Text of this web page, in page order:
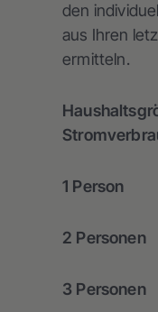
den
aus Ihren
ermitteln.
1
2
3